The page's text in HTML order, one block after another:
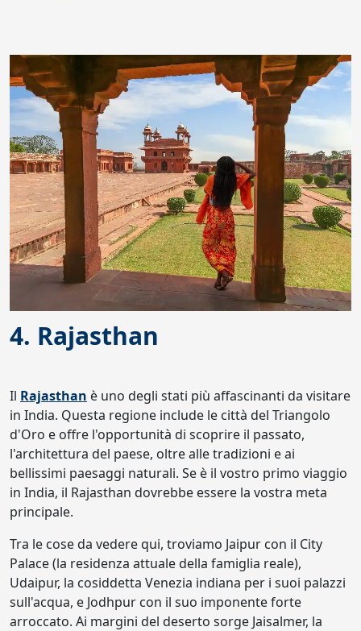
4. Rajasthan
Il Rajasthan è uno degli stati più affascinanti da visitare
in India. Questa regione include le città del Triangolo
d'Oro e offre l'opportunità di scoprire il passato,
l'architettura del paese, oltre alle tradizioni e ai
bellissimi paesaggi naturali. Se è il vostro primo viaggio
in India, il Rajasthan dovrebbe essere la vostra meta
principale.
Tra le cose da vedere qui, troviamo Jaipur con il City
Palace (la residenza attuale della famiglia reale),
Udaipur, la cosiddetta Venezia indiana per i suoi palazzi
sull'acqua, e Jodhpur con il suo imponente forte
arroccato. Ai margini del deserto sorge Jaisalmer, la